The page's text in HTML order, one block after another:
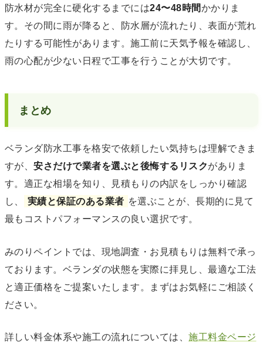
防水材が完全に硬化するまでには24〜48時間かかりま
す。その間に雨が降ると、防水層が流れたり、表面が荒れ
たりする可能性があります。施工前に天気予報を確認し、
雨の心配が少ない日程で工事を行うことが大切です。
まとめ
ベランダ防水工事を格安で依頼したい気持ちは理解できま
すが、安さだけで業者を選ぶと後悔するリスクがありま
す。適正な相場を知り、見積もりの内訳をしっかり確認
し、
実績と保証のある業者 を選ぶことが、長期的に見て
最もコストパフォーマンスの良い選択です。
みのりペイントでは、現地調査・お見積もりは無料で承っ
ております。ベランダの状態を実際に拝見し、最適な工法
と適正価格をご提案いたします。まずはお気軽にご相談く
ださい。
詳しい料金体系や施工の流れについては、施工料金ページ